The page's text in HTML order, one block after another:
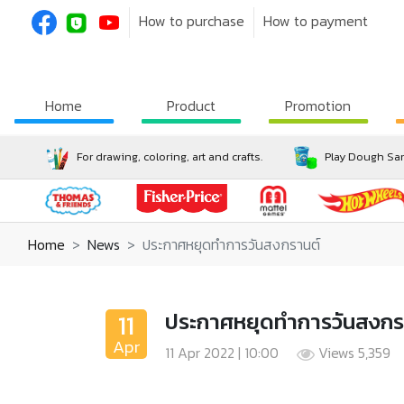
How to purchase How to payment
Home Product Promotion
For drawing, coloring, art and crafts. Play Dough
Home News ประกาศหยุดทำการวันสงกรานต์
Apr
ประกาศหยุดทำการวันสงก
11 Apr 2022 | 10:00 Views 5,359